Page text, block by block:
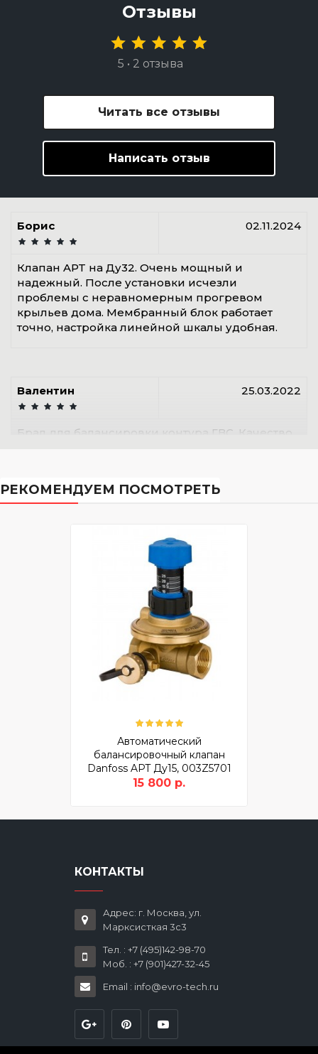
Отзывы
5 • 2 отзыва
Читать все отзывы
Написать отзыв
Борис 02.11.2024
Клапан APT на Ду32. Очень мощный и
надежный. После установки исчезли
проблемы с неравномерным прогревом
крыльев дома. Мембранный блок работает
точно, настройка линейной шкалы удобная.
Валентин 25.03.2022
Брал для балансировки контура ГВС. Качество
РЕКОМЕНДУЕМ ПОСМОТРЕТЬ
Автоматический
балансировочный клапан
Danfoss APT Ду15, 003Z5701
15 800 р.
КОНТАКТЫ
Адрес: г. Москва, ул.
Марксисткая 3с3
Тел. : +7 (495)142-98-70
Моб. : +7 (901)427-32-45
Email : info@evro-tech.ru